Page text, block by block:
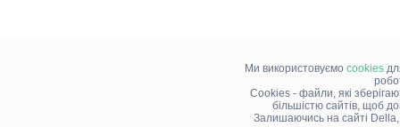
Ми використовуємо cookies
Cookies - файли, які
більшістю сайтів, щоб
Залишаючись на сайті